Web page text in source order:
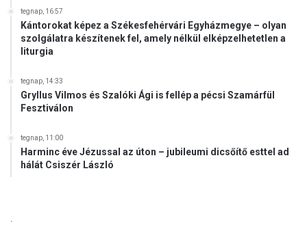
tegnap, 16:57
Kántorokat képez a Székesfehérvári Egyházmegye – olyan
szolgálatra készítenek fel, amely nélkül elképzelhetetlen a
liturgia
tegnap, 14:33
Gryllus Vilmos és Szalóki Ági is fellép a pécsi Szamárfül
Fesztiválon
tegnap, 11:00
Harminc éve Jézussal az úton – jubileumi dicsőítő esttel ad
hálát Csiszér László
.